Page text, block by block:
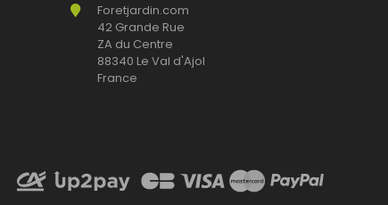
Foretjardin.com
42 Grande Rue
ZA du Centre
88340 Le Val d'Ajol
France